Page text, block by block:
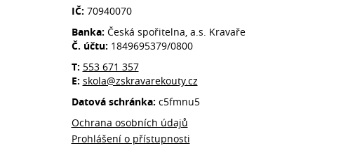
IČ: 70940070
Banka: Česká spořitelna, a.s. Kravaře
Č. účtu: 1849695379/0800
T: 553 671 357
E: skola@zskravarekouty.cz
Datová schránka: c5fmnu5
Ochrana osobních údajů
Prohlášení o přístupnosti